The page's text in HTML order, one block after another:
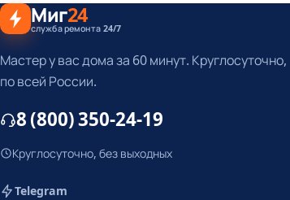
Миг24
служба ремонта 24/7
Мастер у вас дома за 60 минут. Круглосуточно,
по всей России.
8 (800) 350-24-19
Круглосуточно, без выходных
Telegram